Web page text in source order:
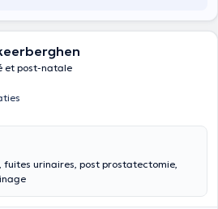
et post-natale
fuites urinaires, post prostatectomie,